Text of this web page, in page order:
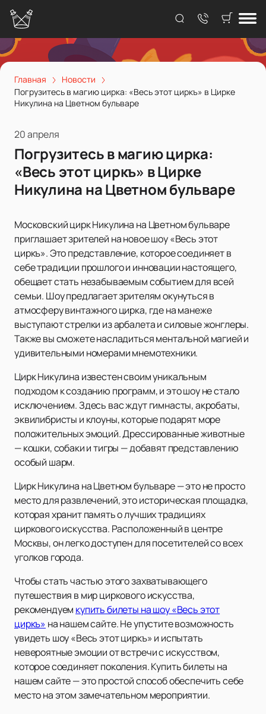
Главная
Новости
Погрузитесь в магию цирка: «Весь этот циркъ» в Цирке
Никулина на Цветном бульваре
20 апреля
Погрузитесь в магию цирка:
«Весь этот циркъ» в Цирке
Никулина на Цветном бульваре
Московский цирк Никулина на Цветном бульваре
приглашает зрителей на новое шоу «Весь этот
циркъ». Это представление, которое соединяет в
себе традиции прошлого и инновации настоящего,
обещает стать незабываемым событием для всей
семьи. Шоу предлагает зрителям окунуться в
атмосферу винтажного цирка, где на манеже
выступают стрелки из арбалета и силовые жонглеры.
Также вы сможете насладиться ментальной магией и
удивительными номерами мнемотехники.
Цирк Никулина известен своим уникальным
подходом к созданию программ, и это шоу не стало
исключением. Здесь вас ждут гимнасты, акробаты,
эквилибристы и клоуны, которые подарят море
положительных эмоций. Дрессированные животные
— кошки, собаки и тигры — добавят представлению
особый шарм.
Цирк Никулина на Цветном бульваре — это не просто
место для развлечений, это историческая площадка,
которая хранит память о лучших традициях
циркового искусства. Расположенный в центре
Москвы, он легко доступен для посетителей со всех
уголков города.
Чтобы стать частью этого захватывающего
путешествия в мир циркового искусства,
рекомендуем купить билеты на шоу «Весь этот
циркъ» на нашем сайте. Не упустите возможность
увидеть шоу «Весь этот циркъ» и испытать
невероятные эмоции от встречи с искусством,
которое соединяет поколения. Купить билеты на
нашем сайте — это простой способ обеспечить себе
место на этом замечательном мероприятии.